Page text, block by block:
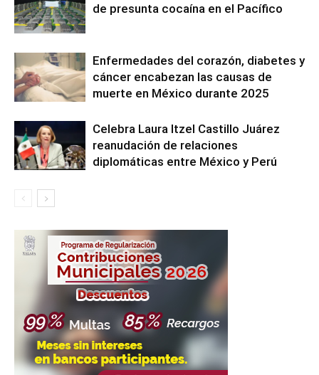
de presunta cocaína en el Pacífico
Enfermedades del corazón, diabetes y
cáncer encabezan las causas de
muerte en México durante 2025
Celebra Laura Itzel Castillo Juárez
reanudación de relaciones
diplomáticas entre México y Perú